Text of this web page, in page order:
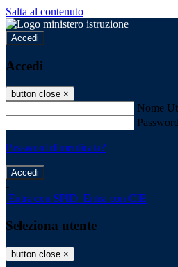
Salta al contenuto
Accedi
Accedi
button close ×
Nome
Password dimenticata?
-
Entra con SPID Entra con CIE
Seleziona utente
button close ×